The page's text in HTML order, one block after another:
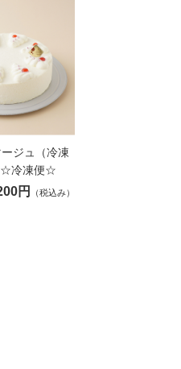
ジュ（冷凍
☆冷凍便☆
円 （税込み）